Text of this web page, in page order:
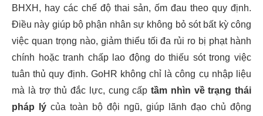
BHXH, hay các chế độ thai sản, ốm đau theo quy định.
Điều này giúp bộ phận nhân sự không bỏ sót bất kỳ công
việc quan trọng nào, giảm thiểu tối đa rủi ro bị phạt hành
chính hoặc tranh chấp lao động do thiếu sót trong việc
tuân thủ quy định. GoHR không chỉ là công cụ nhập liệu
mà là trợ thủ đắc lực, cung cấp tầm nhìn về trạng thái
pháp lý của toàn bộ đội ngũ, giúp lãnh đạo chủ động